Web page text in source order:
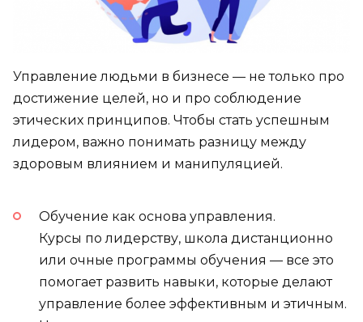
Управление людьми в бизнесе — не только про
достижение целей, но и про соблюдение
этических принципов. Чтобы стать успешным
лидером, важно понимать разницу между
здоровым влиянием и манипуляцией.
Обучение как основа управления.
Курсы по лидерству, школа дистанционно
или очные программы обучения — все это
помогает развить навыки, которые делают
управление более эффективным и этичным.